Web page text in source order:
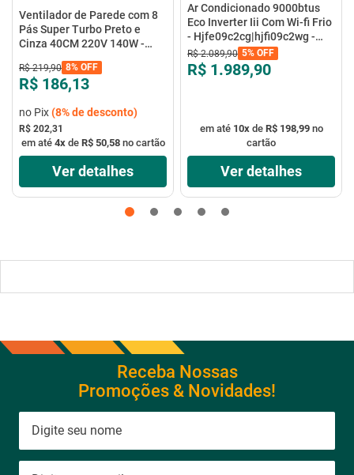
Ventilador de Parede com 8
Pás Super Turbo Preto e
Cinza 40CM 220V 140W -
R$ 219,90 8% OFF
R$ 186,13
no Pix(8%de desconto)
R$ 202,31
em até 4xde R$ 50,58no cartão
Ver detalhes
Ar Condicionado 9000btus
Eco Inverter Iii Com Wi-fi Frio
- Hjfe09c2cg|hjfi09c2wg -
Elgin
R$ 2.089,90 5% OFF
R$ 1.989,90
em até 10xde R$ 198,99no
cartão
Ver detalhes
Receba Nossas
Promoções & Novidades!